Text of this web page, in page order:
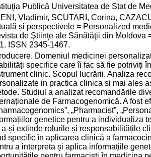
Publică Universitatea de Stat de
Vladimir, SCUTARI, Corina,
și perspectivele = Personalized
de Ştiinţe ale Sănătăţii din Moldova
ISSN 2345-1467.
Domeniul medicinei
specifice care îi fac să fie potriviți
clinic. Scopul lucrării. Analiza
in practica clinica si mai ales
Studiul a analizat recomandările
de Farmacogenomică. A fost
„Pharmacist”,
genetice pentru a individualiza
a-și extinde rolurile și responsabilitățile
specific în aplicarea clinică a
a interpreta și aplica informațiile